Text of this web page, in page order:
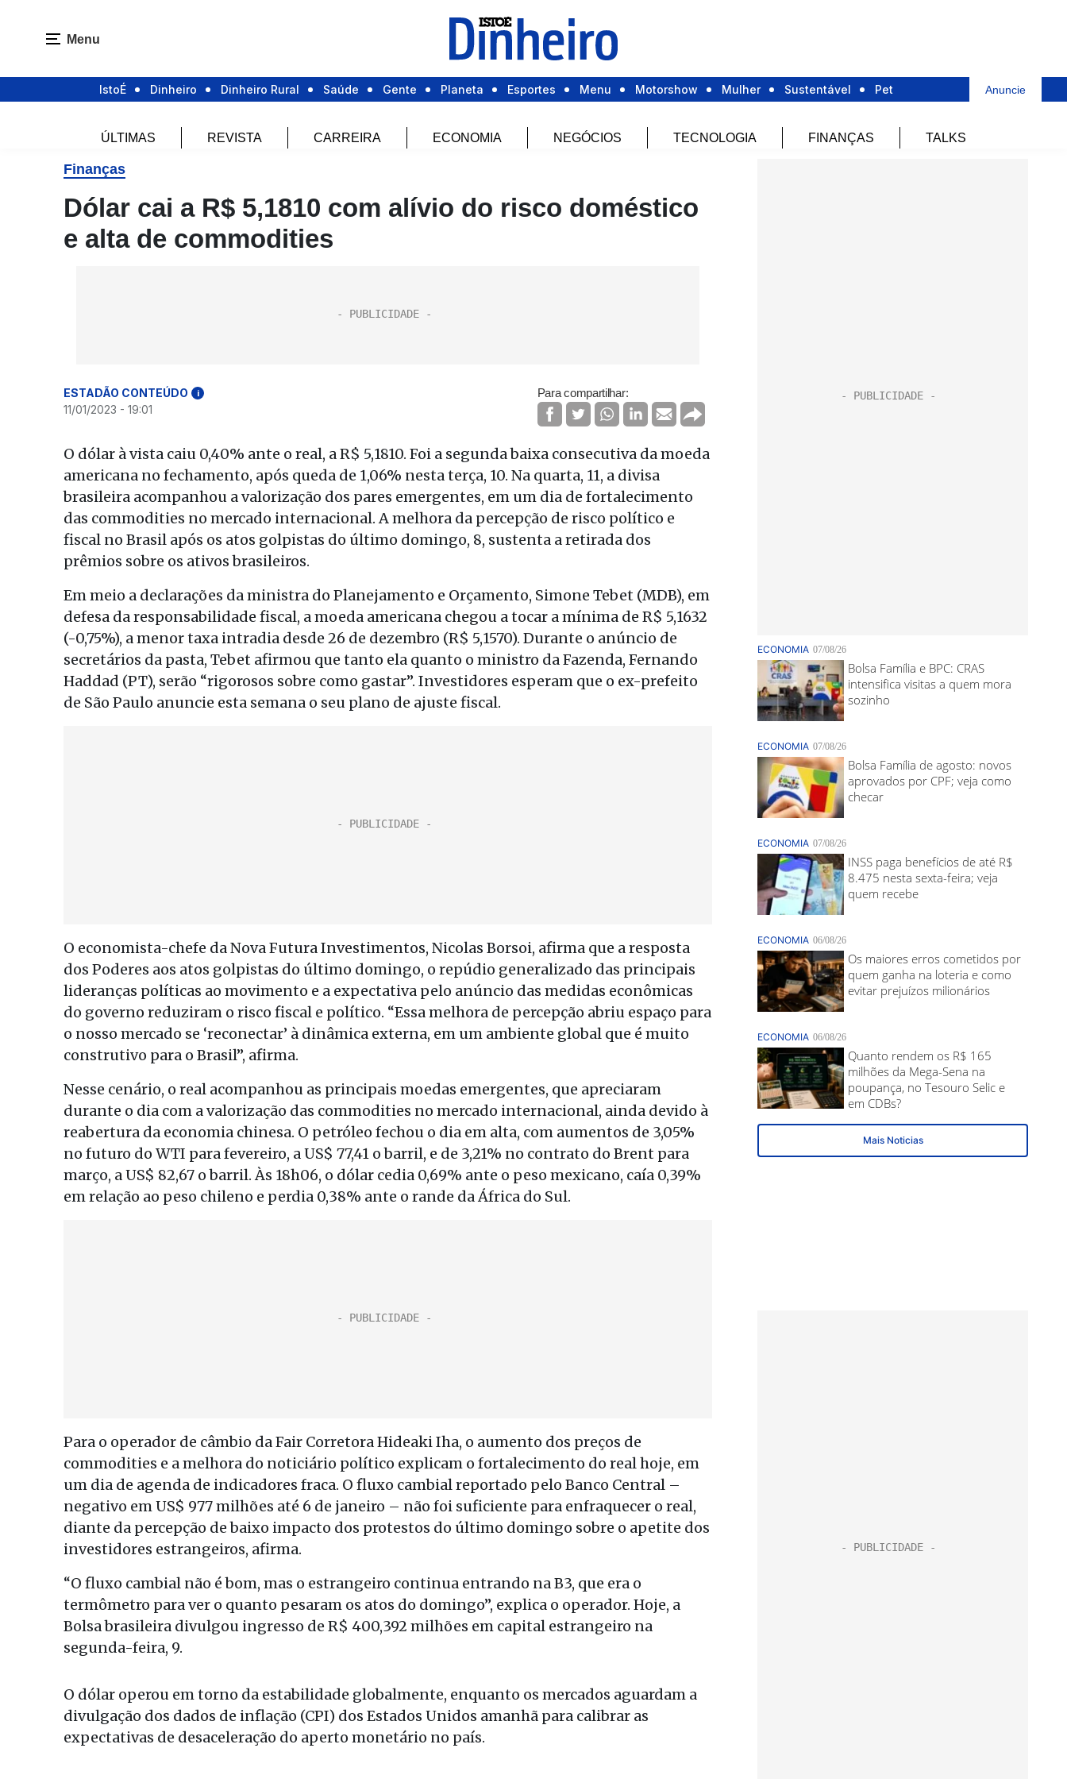
Menu
IstoÉ Dinheiro Dinheiro Rural Saúde Gente Planeta Esportes Menu Motorshow Mulher Sustentável Pet Anuncie
ÚLTIMAS REVISTA CARREIRA ECONOMIA NEGÓCIOS TECNOLOGIA FINANÇAS TALKS
Finanças
Dólar cai a R$ 5,1810 com alívio do risco doméstico
e alta de commodities
ESTADÃO CONTEÚDO i
11/01/2023 - 19:01
Para compartilhar:
O dólar à vista caiu 0,40% ante o real, a R$ 5,1810. Foi a segunda baixa consecutiva da moeda
americana no fechamento, após queda de 1,06% nesta terça, 10. Na quarta, 11, a divisa
brasileira acompanhou a valorização dos pares emergentes, em um dia de fortalecimento
das commodities no mercado internacional. A melhora da percepção de risco político e
fiscal no Brasil após os atos golpistas do último domingo, 8, sustenta a retirada dos
prêmios sobre os ativos brasileiros.
Em meio a declarações da ministra do Planejamento e Orçamento, Simone Tebet (MDB), em
defesa da responsabilidade fiscal, a moeda americana chegou a tocar a mínima de R$ 5,1632
(-0,75%), a menor taxa intradia desde 26 de dezembro (R$ 5,1570). Durante o anúncio de
secretários da pasta, Tebet afirmou que tanto ela quanto o ministro da Fazenda, Fernando
Haddad (PT), serão “rigorosos sobre como gastar”. Investidores esperam que o ex-prefeito
de São Paulo anuncie esta semana o seu plano de ajuste fiscal.
O economista-chefe da Nova Futura Investimentos, Nicolas Borsoi, afirma que a resposta
dos Poderes aos atos golpistas do último domingo, o repúdio generalizado das principais
lideranças políticas ao movimento e a expectativa pelo anúncio das medidas econômicas
do governo reduziram o risco fiscal e político. “Essa melhora de percepção abriu espaço para
o nosso mercado se ‘reconectar’ à dinâmica externa, em um ambiente global que é muito
construtivo para o Brasil”, afirma.
Nesse cenário, o real acompanhou as principais moedas emergentes, que apreciaram
durante o dia com a valorização das commodities no mercado internacional, ainda devido à
reabertura da economia chinesa. O petróleo fechou o dia em alta, com aumentos de 3,05%
no futuro do WTI para fevereiro, a US$ 77,41 o barril, e de 3,21% no contrato do Brent para
março, a US$ 82,67 o barril. Às 18h06, o dólar cedia 0,69% ante o peso mexicano, caía 0,39%
em relação ao peso chileno e perdia 0,38% ante o rande da África do Sul.
Para o operador de câmbio da Fair Corretora Hideaki Iha, o aumento dos preços de
commodities e a melhora do noticiário político explicam o fortalecimento do real hoje, em
um dia de agenda de indicadores fraca. O fluxo cambial reportado pelo Banco Central –
negativo em US$ 977 milhões até 6 de janeiro – não foi suficiente para enfraquecer o real,
diante da percepção de baixo impacto dos protestos do último domingo sobre o apetite dos
investidores estrangeiros, afirma.
“O fluxo cambial não é bom, mas o estrangeiro continua entrando na B3, que era o
termômetro para ver o quanto pesaram os atos do domingo”, explica o operador. Hoje, a
Bolsa brasileira divulgou ingresso de R$ 400,392 milhões em capital estrangeiro na
segunda-feira, 9.
O dólar operou em torno da estabilidade globalmente, enquanto os mercados aguardam a
divulgação dos dados de inflação (CPI) dos Estados Unidos amanhã para calibrar as
expectativas de desaceleração do aperto monetário no país.